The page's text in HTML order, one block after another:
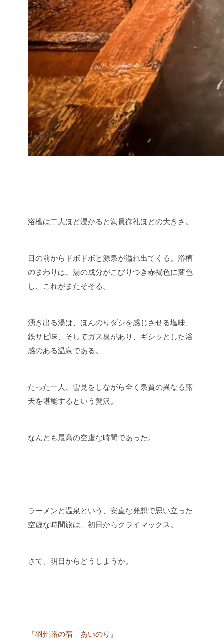
浴槽は二人ほど浸かると満員御礼ほどの大きさ。
目の前からドボドボと源泉が溢れ出てくる。浴槽
のまわりは、湯の成分がこびりつき赤褐色に変色
し、これがまたそそる。
湧き出る湯は、ほんのりダシを感じさせる塩味、
鉄サビ味、そしてガス臭があり、ギシッとした浴
感のある温泉である。
たった一人、雪見をしながら全く泉質の異なる露
天を堪能するという贅沢。
なんとも最高の空虚な時間であった。
ラーメンと温泉という、安直な発想で思い立った
空虚な時間旅は、初日からクライマックス。
さて、明日からどうしようか。
『羽州路の宿 あいのり』